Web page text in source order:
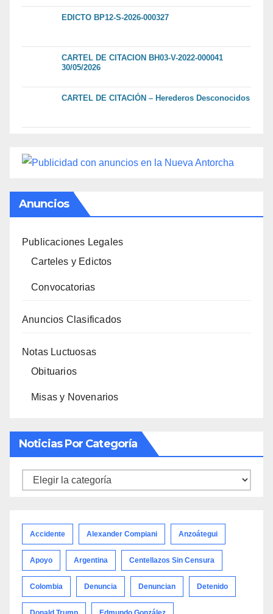
EDICTO BP12-S-2026-000327
CARTEL DE CITACION BH03-V-2022-000041
30/05/2026
CARTEL DE CITACIÓN – Herederos Desconocidos
Anuncios
Publicaciones Legales
Carteles y Edictos
Convocatorias
Anuncios Clasificados
Notas Luctuosas
Obituarios
Misas y Novenarios
Noticias Por Categoría
Noticias
Accidente Alexander Compiani Anzoátegui
Apoyo Argentina Centellazos Sin Censura
Colombia Denuncia Denuncian Detenido